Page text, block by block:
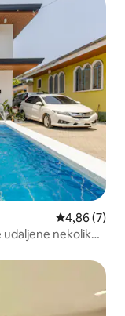
Prosječna
4,86 (7)
udaljene nekoliko